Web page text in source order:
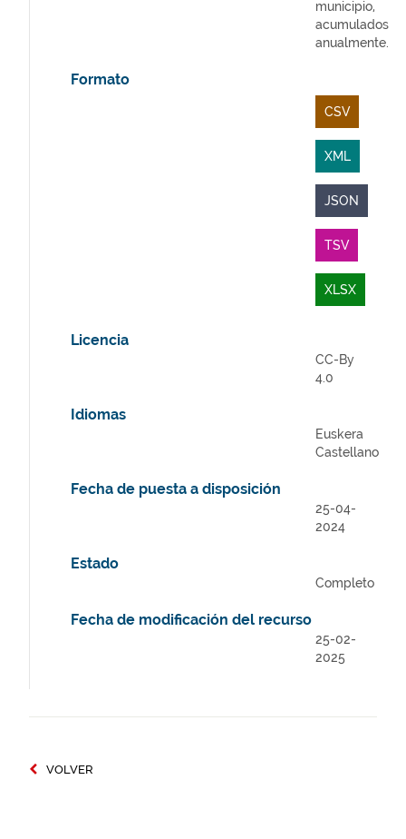
municipio,
acumulados
anualmente.
Formato
CSV
XML
JSON
TSV
XLSX
Licencia
CC-By
4.0
Idiomas
Euskera
Castellano
Fecha de puesta a disposición
25-04-
2024
Estado
Completo
Fecha de modificación del recurso
25-02-
2025
VOLVER